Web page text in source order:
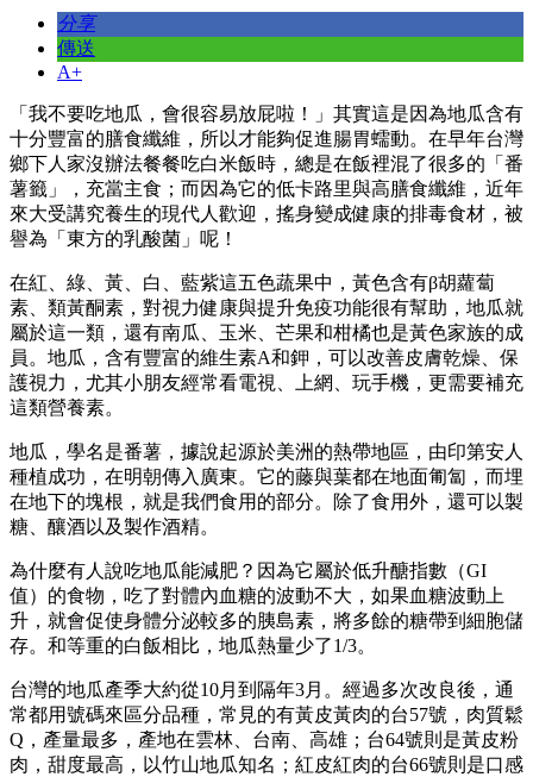
分享
傳送
A+
「我不要吃地瓜，會很容易放屁啦！」其實這是因為地瓜含有
十分豐富的膳食纖維，所以才能夠促進腸胃蠕動。在早年台灣
鄉下人家沒辦法餐餐吃白米飯時，總是在飯裡混了很多的「番
薯籤」，充當主食；而因為它的低卡路里與高膳食纖維，近年
來大受講究養生的現代人歡迎，搖身變成健康的排毒食材，被
譽為「東方的乳酸菌」呢！
在紅、綠、黃、白、藍紫這五色蔬果中，黃色含有β胡蘿蔔
素、類黃酮素，對視力健康與提升免疫功能很有幫助，地瓜就
屬於這一類，還有南瓜、玉米、芒果和柑橘也是黃色家族的成
員。地瓜，含有豐富的維生素A和鉀，可以改善皮膚乾燥、保
護視力，尤其小朋友經常看電視、上網、玩手機，更需要補充
這類營養素。
地瓜，學名是番薯，據說起源於美洲的熱帶地區，由印第安人
種植成功，在明朝傳入廣東。它的藤與葉都在地面匍匐，而埋
在地下的塊根，就是我們食用的部分。除了食用外，還可以製
糖、釀酒以及製作酒精。
為什麼有人說吃地瓜能減肥？因為它屬於低升醣指數（GI
值）的食物，吃了對體內血糖的波動不大，如果血糖波動上
升，就會促使身體分泌較多的胰島素，將多餘的糖帶到細胞儲
存。和等重的白飯相比，地瓜熱量少了1/3。
台灣的地瓜產季大約從10月到隔年3月。經過多次改良後，通
常都用號碼來區分品種，常見的有黃皮黃肉的台57號，肉質鬆
Q，產量最多，產地在雲林、台南、高雄；台64號則是黃皮粉
肉，甜度最高，以竹山地瓜知名；紅皮紅肉的台66號則是口感